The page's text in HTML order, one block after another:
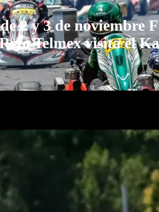
2 y 3 de noviembre
Telmex visita el